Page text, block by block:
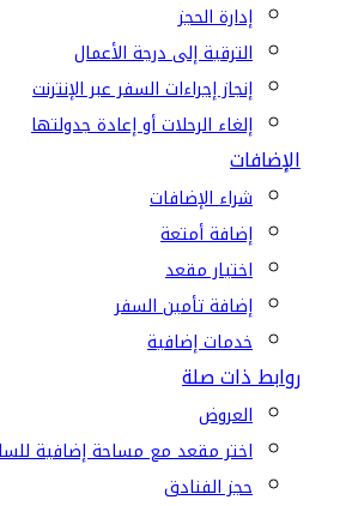
إدارة الحجز
الترقية إلى درجة الأعمال
إنجاز إجراءات السفر عبر الإنترنت
إلغاء الرحلات أو إعادة جدولتها
الإضافات
شراء الإضافات
إضافة أمتعة
اختيار مقعد
إضافة تأمين السفر
خدمات إضافية
روابط ذات صلة
العروض
اختر مقعد مع مساحة إضافية
حجز الفنادق